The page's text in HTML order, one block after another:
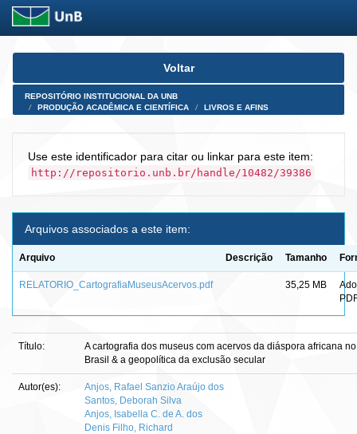
Skip
Voltar
REPOSITÓRIO INSTITUCIONAL DA UNB
PRODUÇÃO ACADÊMICA E CIENTÍFICA
LIVROS E AFINS
Use este identificador para citar ou linkar para este item:
http://repositorio.unb.br/handle/10482/39386
Arquivos associados a este item:
Arquivo Descrição Tamanho
RELATORIO_CartografiaMuseusAcervos.pdf 35,25 MB
Título:
A cartografia dos museus com acervos da diáspora africana no
Brasil & a geopolítica da exclusão secular
Autor(es):
Anjos, Rafael Sanzio Araújo dos
Santos, Deborah Silva
Anjos, Isabella C. de A. dos
Denis Filho, Richard